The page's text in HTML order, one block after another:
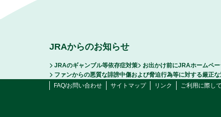
JRAからのお知らせ
JRAのギャンブル等依存症対策
お出かけ前にJRAホームペ
ファンからの悪質な誹謗中傷および脅迫行為等に対する厳正
FAQ/お問い合わせ
サイトマップ リンク ご利用に際し